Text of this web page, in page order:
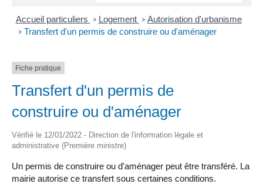
Accueil particuliers > Logement > Autorisation d'urbanisme
> Transfert d'un permis de construire ou d'aménager
Fiche pratique
Transfert d'un permis de
construire ou d'aménager
Vérifié le 12/01/2022 - Direction de l'information légale et
administrative (Première ministre)
Un permis de construire ou d'aménager peut être transféré. La
mairie autorise ce transfert sous certaines conditions.